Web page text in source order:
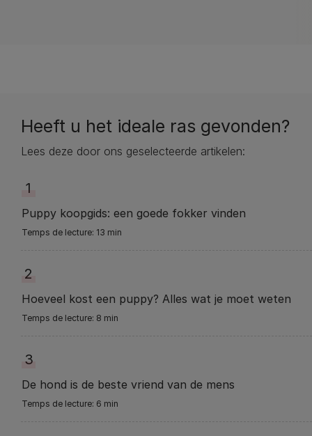
Heeft u het ideale ras gevonden?
Lees deze door ons geselecteerde artikelen:
1
Puppy koopgids: een goede fokker vinden
13 min
2
Hoeveel kost een puppy? Alles wat je moet weten
8 min
3
De hond is de beste vriend van de mens
6 min